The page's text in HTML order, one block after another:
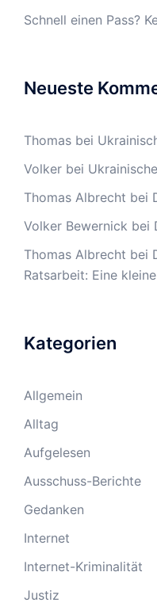
Schnell einen Pass?
Neueste
Thomas bei
Volker bei
Thomas Albrecht bei
Volker Bewernick bei
Thomas Albrecht bei
Ratsarbeit: Eine
Kategorien
Allgemein
Alltag
Aufgelesen
Ausschuss-Berichte
Gedanken
Internet
Internet-Kriminalität
Justiz